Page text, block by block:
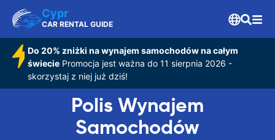
Cypr
CAR RENTAL GUIDE
Do 20% zniżki na wynajem samochodów na całym
świeciePromocja jest ważna do 11 sierpnia 2026 -
skorzystaj z niej już dziś!
Polis Wynajem
Samochodów